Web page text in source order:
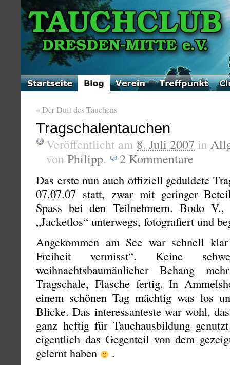
«Der Duft des Tauchens
Tragschalentauchen
Veröffentlicht am 8. Juli 2007 in
von Philipp. 2 Kommentare
Das erste nun auch offiziell geduldete
07.07.07 statt, zwar mit geringer
Spass bei den Teilnehmern. Bodo
„Jacketlos“ unterwegs, fotografiert und
Angekommen am See war schnell
Freiheit vermisst“. Keine
weihnachtsbaumänlicher Behang
Tragschale, Flasche fertig. In
einem schönen Tag mächtig was los
Blicke. Das interessanteste war wohl,
ganz heftig für Tauchausbildung
eigentlich das Gegenteil von dem
gelernt haben
.